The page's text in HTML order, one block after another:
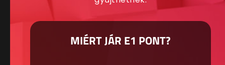
MIÉRT JÁR E1 PONT?